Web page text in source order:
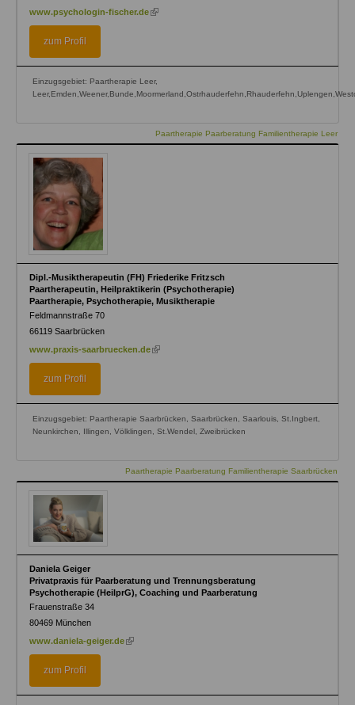
www.psychologin-fischer.de (link
zum Profil
Einzugsgebiet: Paartherapie Leer,
Paartherapie Paarberatung Familientherapie Leer
Dipl.-Musiktherapeutin (FH) Friederike Fritzsch
Paartherapeutin, Heilpraktikerin (Psychotherapie)
Paartherapie, Psychotherapie, Musiktherapie
Feldmannstraße 70
66119 Saarbrücken
www.praxis-saarbruecken.de (link
zum Profil
Einzugsgebiet: Paartherapie Saarbrücken, Saarbrücken, Saarlouis, St.Ingbert,
Neunkirchen, Illingen, Völklingen, St.Wendel, Zweibrücken
Paartherapie Paarberatung Familientherapie Saarbrücken
Daniela Geiger
Privatpraxis für Paarberatung und Trennungsberatung
Psychotherapie (HeilprG), Coaching und Paarberatung
Frauenstraße 34
80469 München
www.daniela-geiger.de (link
zum Profil